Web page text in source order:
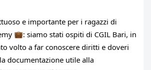
e importante per i ragazzi di
: siamo stati ospiti di CGIL Bari, in
volto a far conoscere diritti e doveri
documentazione utile alla